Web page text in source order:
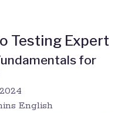
Testing Expert
for
English